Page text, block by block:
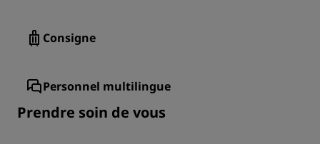
Consigne
Personnel multilingue
Prendre soin de vous